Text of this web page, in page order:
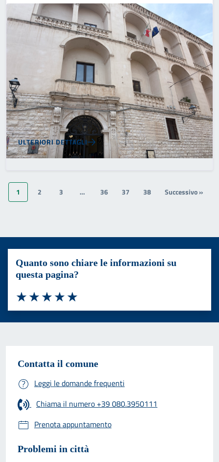
ULTERIORI DETTAGLI
1 2 3 … 36 37 38 Successivo »
Quanto sono chiare le informazioni su
questa pagina?
Valuta 5 stelle su 5
Valuta 4 stelle su 5
Valuta 3 stelle su 5
Valuta 2 stelle su 5
Valuta 1 stelle su 5
Contatta il comune
Leggi le domande frequenti
Chiama il numero +39 080.3950111
Prenota appuntamento
Problemi in città